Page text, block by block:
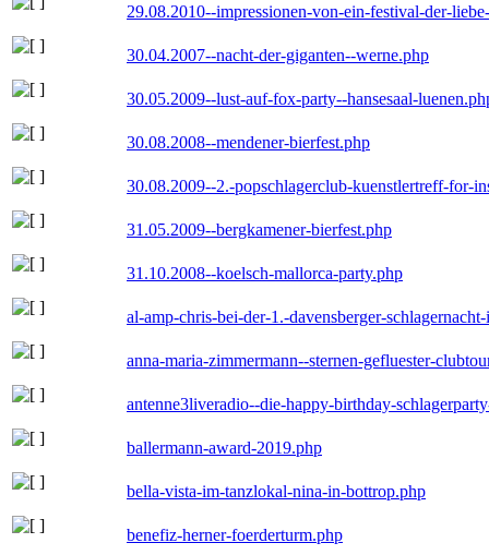
29.08.2010--impressionen-von-ein-festival-der-
30.04.2007--nacht-der-giganten--werne.php
30.05.2009--lust-auf-fox-party--hansesaal-
30.08.2008--mendener-bierfest.php
30.08.2009--2.-popschlagerclub-kuenstlertreff-for-
31.05.2009--bergkamener-bierfest.php
31.10.2008--koelsch-mallorca-party.php
al-amp-chris-bei-der-1.-davensberger-
anna-maria-zimmermann--sternen-gefluester-
antenne3liveradio--die-happy-birthday-
ballermann-award-2019.php
bella-vista-im-tanzlokal-nina-in-bottrop.php
benefiz-herner-foerderturm.php